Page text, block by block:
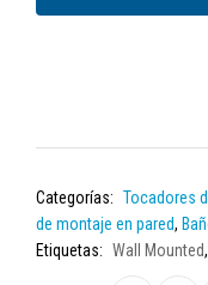
Categorías: Tocadores
de montaje en pared,
Etiquetas: Wall Mounted,